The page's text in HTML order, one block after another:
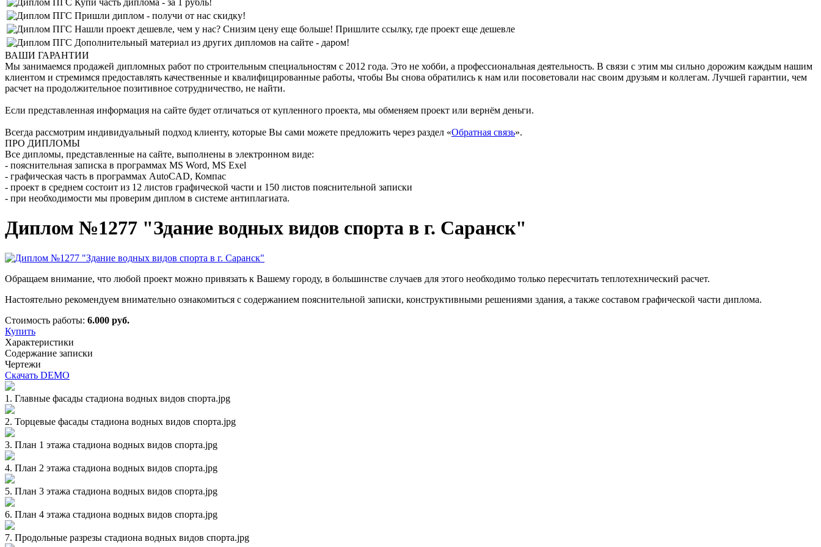
Купи часть диплома - за 1 рубль!
Пришли диплом - получи от нас скидку!
Нашли проект дешевле, чем у нас? Снизим цену еще больше! Пришлите ссылку, где проект еще дешевле
Дополнительный материал из других дипломов на сайте - даром!
ВАШИ ГАРАНТИИ
Мы занимаемся продажей дипломных работ по строительным специальностям с 2012 года. Это не хобби, а профессиональная деятельность. В связи с этим мы сильно дорожим каждым нашим
клиентом и стремимся предоставлять качественные и квалифицированные работы, чтобы Вы снова обратились к нам или посоветовали нас своим друзьям и коллегам. Лучшей гарантии, чем
расчет на продолжительное позитивное сотрудничество, не найти.
Если представленная информация на сайте будет отличаться от купленного проекта, мы обменяем проект или вернём деньги.
Всегда рассмотрим индивидуальный подход клиенту, которые Вы сами можете предложить через раздел «Обратная связь».
ПРО ДИПЛОМЫ
Все дипломы, представленные на сайте, выполнены в электронном виде:
- пояснительная записка в программах MS Word, MS Exel
- графическая часть в программах AutoCAD, Компас
- проект в среднем состоит из 12 листов графической части и 150 листов пояснительной записки
- при необходимости мы проверим диплом в системе антиплагиата.
Диплом №1277 "Здание водных видов спорта в г. Саранск"
Обращаем внимание, что любой проект можно привязать к Вашему городу, в большинстве случаев для этого необходимо только пересчитать теплотехнический расчет.
Настоятельно рекомендуем внимательно ознакомиться с содержанием пояснительной записки, конструктивными решениями здания, а также составом графической части диплома.
Стоимость работы: 6.000 руб.
Купить
Характеристики
Содержание записки
Чертежи
Скачать DEMO
1. Главные фасады стадиона водных видов спорта.jpg
2. Торцевые фасады стадиона водных видов спорта.jpg
3. План 1 этажа стадиона водных видов спорта.jpg
4. План 2 этажа стадиона водных видов спорта.jpg
5. План 3 этажа стадиона водных видов спорта.jpg
6. План 4 этажа стадиона водных видов спорта.jpg
7. Продольные разрезы стадиона водных видов спорта.jpg